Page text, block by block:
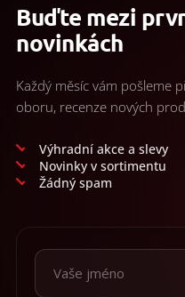
Buďte mezi
novinkách
Každý měsíc vám pošleme
oboru, recenze nových
Výhradní akce a slevy
Novinky v sortimentu
Žádný spam